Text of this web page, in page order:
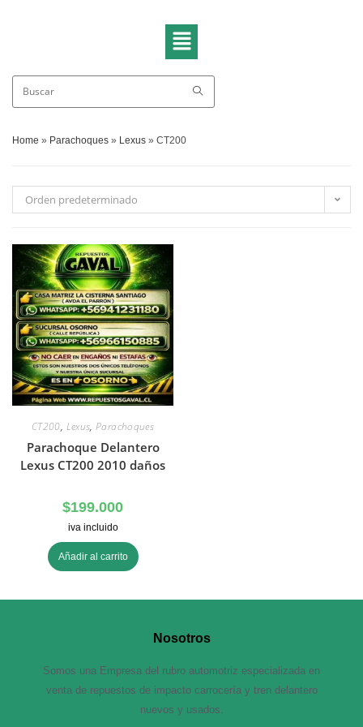
Home » Parachoques » Lexus » CT200
Orden predeterminado
CT200, Lexus,Parachoques
Parachoque Delantero
Lexus CT200 2010 daños
$199.000
iva incluido
Añadir al carrito
Nosotros
Somos una Empresa del rubro automotriz especializada en
venta de repuestos de impacto carrocería y tren delantero
nuevos y usados.